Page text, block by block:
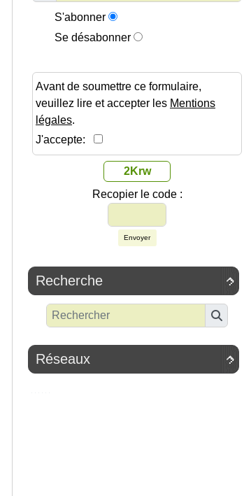
S'abonner
Se désabonner
Avant de soumettre ce formulaire,
veuillez lire et accepter les Mentions
légales.
J'accepte:
2Krw
Recopier le code :
Envoyer

Recherche

Réseaux